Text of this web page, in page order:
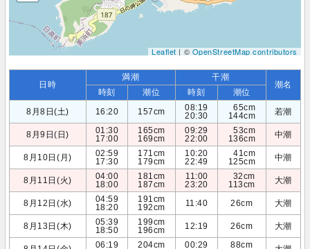
Leaflet| ©OpenStreetMap contributors
日時
満潮 干潮
潮名
時刻 潮位 時刻
潮位
8月8日(土)
16:20 157cm
08:19
20:30
65cm
144cm
若潮
8月9日(日)
01:30
17:00
165cm
169cm
09:29
22:00
53cm
136cm
中潮
8月10日(月)
02:59
17:30
171cm
179cm
10:20
22:49
41cm
125cm
中潮
8月11日(火)
04:00
18:00
181cm
187cm
11:00
23:20
32cm
113cm
大潮
8月12日(水)
04:59
18:20
191cm
192cm
11:40 26cm 大潮
8月13日(木)
05:39
18:50
199cm
196cm
12:19 26cm 大潮
06:19
204cm
00:29
88cm